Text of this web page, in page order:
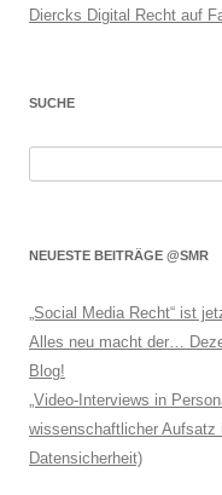
Diercks Digital Recht auf
SUCHE
NEUESTE BEITRÄGE @SMR
„Social Media Recht“ ist
Alles neu macht der…
Blog!
„Video-Interviews in
wissenschaftlicher Aufsatz
Datensicherheit)